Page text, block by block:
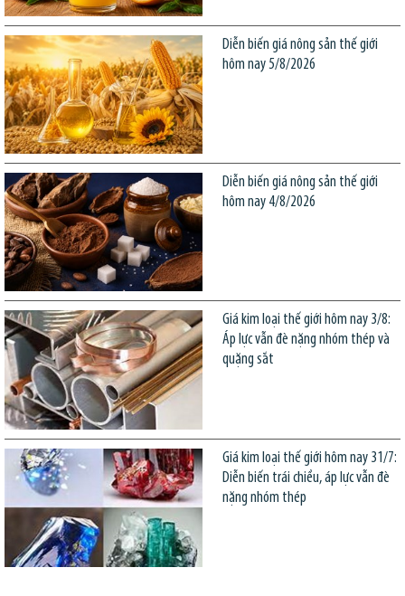
Diễn biến giá nông sản thế giới
hôm nay 5/8/2026
Diễn biến giá nông sản thế giới
hôm nay 4/8/2026
Giá kim loại thế giới hôm nay 3/8:
Áp lực vẫn đè nặng nhóm thép và
quặng sắt
Giá kim loại thế giới hôm nay 31/7:
Diễn biến trái chiều, áp lực vẫn đè
nặng nhóm thép